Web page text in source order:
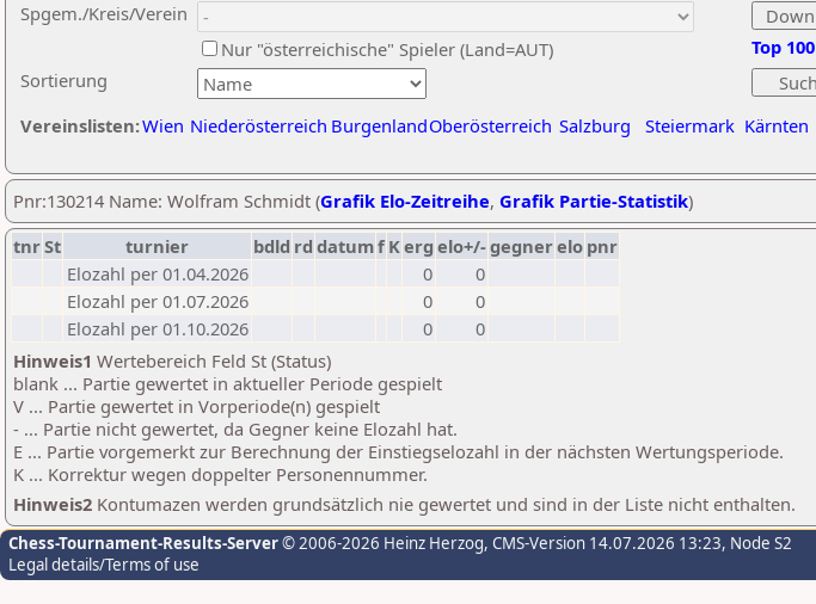
Sortierung
Spgem./Kreis/Verein
Nur "österreichische" Spieler (Land=AUT)
Vereinslisten:Wien Niederösterreich BurgenlandOberösterreich Salzburg Steiermark Kärnten
Top 100
Pnr:130214 Name: Wolfram Schmidt (Grafik Elo-Zeitreihe, Grafik Partie-Statistik)
tnrSt turnier bdld rd datumf Kerg elo+/-gegnerelo pnr
Elozahl per 01.04.2026
0
0
Elozahl per 01.07.2026
0
0
Elozahl per 01.10.2026
0
0
Hinweis1 Wertebereich Feld St (Status)
blank ... Partie gewertet in aktueller Periode gespielt
V ... Partie gewertet in Vorperiode(n) gespielt
- ... Partie nicht gewertet, da Gegner keine Elozahl hat.
E ... Partie vorgemerkt zur Berechnung der Einstiegselozahl in der nächsten Wertungsperiode.
K ... Korrektur wegen doppelter Personennummer.
Hinweis2 Kontumazen werden grundsätzlich nie gewertet und sind in der Liste nicht enthalten.
Chess-Tournament-Results-Server© 2006-2026 Heinz Herzog, CMS-Version 14.07.2026 13:23, Node S2
Legal details/Terms of use